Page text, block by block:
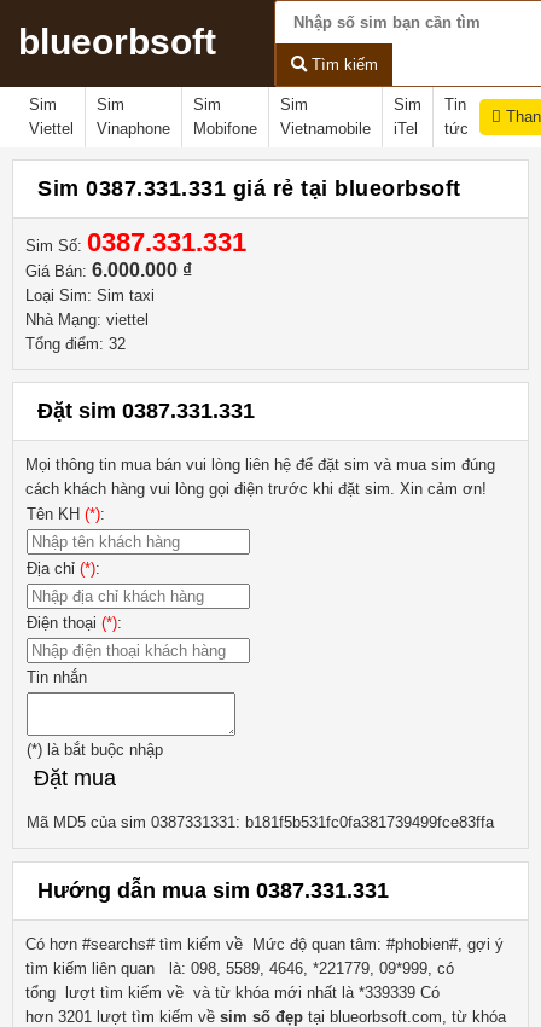
blueorbsoft
Tìm kiếm
Sim
Viettel
Sim
Vinaphone
Sim
Mobifone
Sim
Vietnamobile
Sim
iTel
Tin
tức
Sim 0387.331.331 giá rẻ tại blueorbsoft
Sim Số: 0387.331.331
Giá Bán: 6.000.000 ₫
Loại Sim: Sim taxi
Nhà Mạng: viettel
Tổng điểm: 32
Đặt sim 0387.331.331
Mọi thông tin mua bán vui lòng liên hệ để đặt sim và mua sim đúng
cách khách hàng vui lòng gọi điện trước khi đặt sim. Xin cảm ơn!
Tên KH (*):
Địa chỉ (*):
Điện thoại (*):
Tin nhắn
(*) là bắt buộc nhập
Đặt mua
Mã MD5 của sim 0387331331: b181f5b531fc0fa381739499fce83ffa
Hướng dẫn mua sim 0387.331.331
Có hơn #searchs# tìm kiếm về
Mức độ quan tâm: #phobien#, gợi ý
tìm kiếm liên quan
là: 098, 5589, 4646, *221779, 09*999, có
tổng lượt tìm kiếm về và từ khóa mới nhất là *339339 Có
hơn 3201 lượt tìm kiếm về sim số đẹp tại blueorbsoft.com, từ khóa